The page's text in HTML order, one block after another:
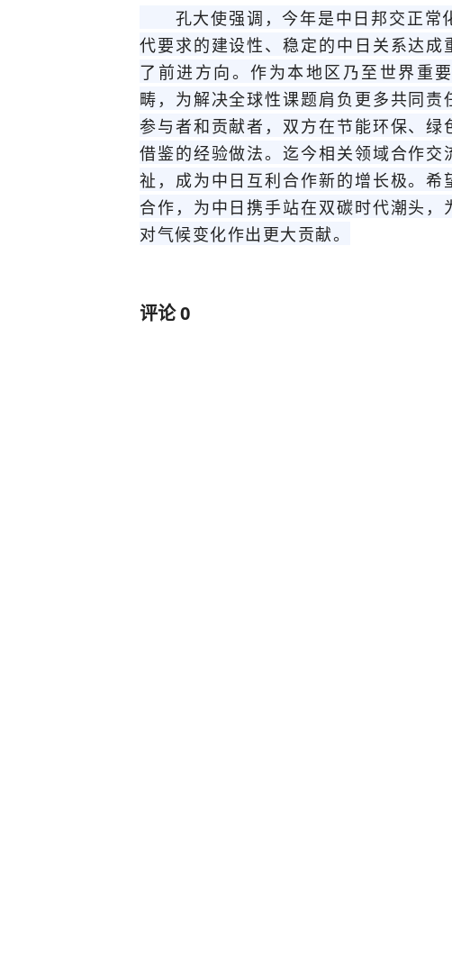
孔大使强调，今年是中日邦交正常
代要求的建设性、稳定的中日关系达
了前进方向。作为本地区乃至世界重
畴，为解决全球性课题肩负更多共同
参与者和贡献者，双方在节能环保、
借鉴的经验做法。迄今相关领域合作
祉，成为中日互利合作新的增长极。
合作，为中日携手站在双碳时代潮头
对气候变化作出更大贡献。
评论0